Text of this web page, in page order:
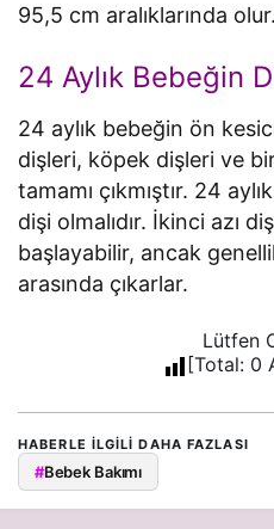
95,5 cm aralıklarında olur.
24 Aylık Bebeğin
24 aylık bebeğin ön
dişleri, köpek dişleri ve
tamamı çıkmıştır. 24
dişi olmalıdır. İkinci azı
başlayabilir, ancak
arasında çıkarlar.
Lütfen
[Total: 0
HABERLE ILGILI DAHA FAZLASI
#Bebek Bakımı